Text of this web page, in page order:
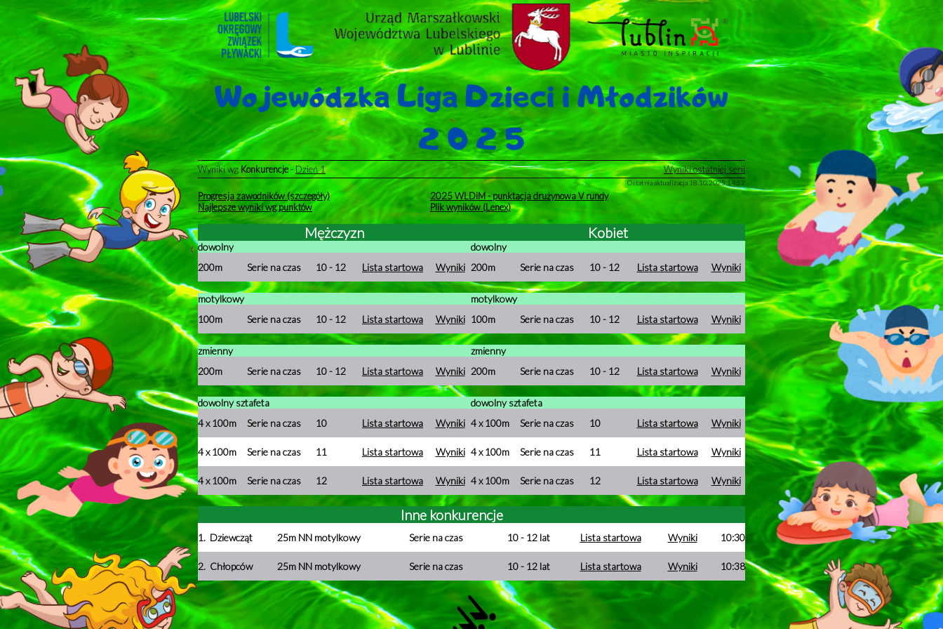
Wyniki wgKonkurencje-Dzień 1 Wyniki ostatniej serii
Ostatnia aktualizacja 18.10.2025 14:52
Progresja zawodników (szczegóły)
2025 WLDiM - punktacja drużynowa V rundy
Najlepsze wyniki wg punktów
Plik wyników (Lenex)
Mężczyzn Kobiet
dowolny
dowolny
200m
Serie na czas 10 - 12 Lista startowa Wyniki 200m Serie na czas 10 - 12 Lista startowa Wyniki
motylkowy
motylkowy
100m
Serie na czas 10 - 12 Lista startowa Wyniki 100m Serie na czas 10 - 12 Lista startowa Wyniki
zmienny
zmienny
200m
Serie na czas 10 - 12 Lista startowa Wyniki 200m Serie na czas 10 - 12 Lista startowa Wyniki
dowolny sztafeta
dowolny sztafeta
4 x 100m
Serie na czas 10 Lista startowa Wyniki 4 x 100m Serie na czas 10 Lista startowa Wyniki
4 x 100m Serie na czas 11 Lista startowa Wyniki 4 x 100m Serie na czas 11 Lista startowa Wyniki
4 x 100m Serie na czas 12 Lista startowa Wyniki 4 x 100m Serie na czas 12 Lista startowa Wyniki
Inne konkurencje
1. Dziewcząt 25m NN motylkowy Serie na czas 10 - 12 lat Lista startowa Wyniki 10:30
2. Chłopców 25m NN motylkowy Serie na czas 10 - 12 lat Lista startowa Wyniki 10:38